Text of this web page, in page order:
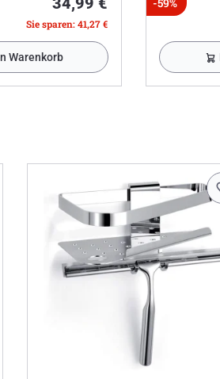
Sie sparen: 41,27 €
Warenkorb